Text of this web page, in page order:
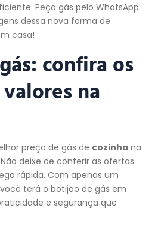
Peça gás pelo WhatsApp
dessa nova forma de
casa!
confira os
na
preço de gás de cozinha na
deixe de conferir as ofertas
rápida. Com apenas um
terá o botijão de gás em
e segurança que